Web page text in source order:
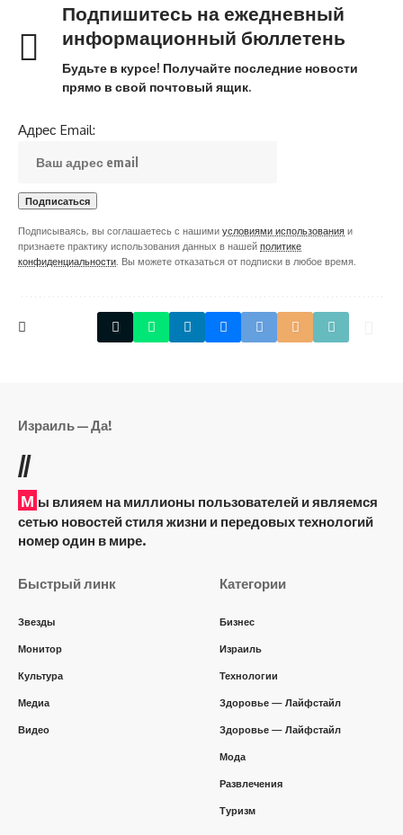
Подпишитесь на ежедневный
информационный бюллетень
Будьте в курсе! Получайте последние новости
прямо в свой почтовый ящик.
Адрес Email:
Подписываясь, вы соглашаетесь с нашими условиями использования и
признаете практику использования данных в нашей политике
конфиденциальности . Вы можете отказаться от подписки в любое время.
Израиль — Да!
//
М ы влияем на миллионы пользователей и являемся
сетью новостей стиля жизни и передовых технологий
номер один в мире.
Быстрый линк
Звезды
Монитор
Культура
Медиа
Видео
Категории
Бизнес
Израиль
Технологии
Здоровье — Лайфстайл
Здоровье — Лайфстайл
Мода
Развлечения
Туризм